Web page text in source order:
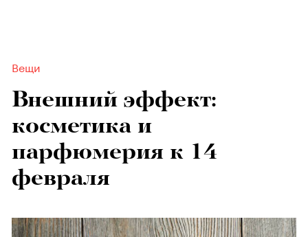
Вещи
Внешний эффект:
косметика и
парфюмерия к 14
февраля